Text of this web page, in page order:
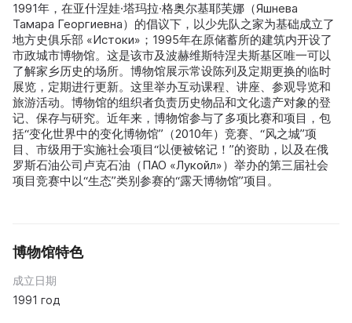
1991年，在亚什涅娃·塔玛拉·格奥尔基耶芙娜（Яшнева
Тамара Георгиевна）的倡议下，以少先队之家为基础成立了
地方史俱乐部 «Истоки»；1995年在原储蓄所的建筑内开设了
市政城市博物馆。这是该市及波赫维斯特涅夫斯基区唯一可以
了解家乡历史的场所。博物馆展示常设陈列及定期更换的临时
展览，定期进行更新。这里举办互动课程、讲座、参观导览和
旅游活动。博物馆的组织者负责历史物品和文化遗产对象的登
记、保存与研究。近年来，博物馆参与了多项比赛和项目，包
括“变化世界中的变化博物馆”（2010年）竞赛、“风之城”项
目、市级用于实施社会项目“以便被铭记！”的资助，以及在俄
罗斯石油公司卢克石油（ПАО «Лукойл»）举办的第三届社会
项目竞赛中以“生态”类别参赛的“露天博物馆”项目。
博物馆特色
成立日期
1991 год